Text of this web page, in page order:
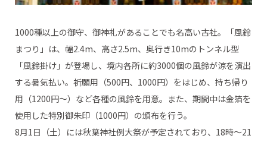
1000種以上の御守、御神礼があることでも名高い古社。「風鈴
まつり」は、幅2.4m、高さ2.5m、奥行き10mのトンネル型
「風鈴掛け」が登場し、境内各所に約3000個の風鈴が涼を演出
する暑気払い。祈願用（500円、1000円）をはじめ、持ち帰り
用（1200円～）など各種の風鈴を用意。また、期間中は金箔を
使用した特別御朱印（1000円）の頒布を行う。
8月1日（土）には秋葉神社例大祭が予定されており、18時〜21